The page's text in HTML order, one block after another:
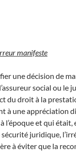
manifeste
une décision de
social ou le
du droit à la
à une appréciation
l’époque et qui était,
juridique,
à éviter que la